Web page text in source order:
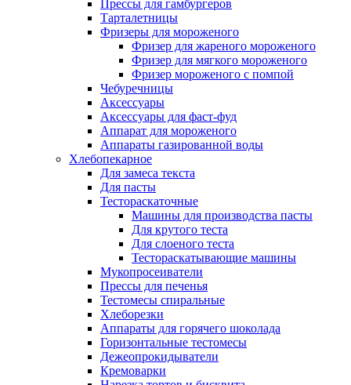
Прессы для гамбургеров
Тарталетницы
Фризеры для мороженого
Фризер для жареного мороженого
Фризер для мягкого мороженого
Фризер мороженого с помпой
Чебуречницы
Аксессуары
Аксессуары для фаст-фуд
Аппарат для мороженого
Аппараты газированной воды
Хлебопекарное
Для замеса текста
Для пасты
Тестораскаточные
Машины для производства пасты
Для крутого теста
Для слоеного теста
Тестораскатывающие машины
Мукопросеиватели
Прессы для печенья
Тестомесы спиральные
Хлеборезки
Аппараты для горячего шоколада
Горизонтальные тестомесы
Дежеопрокидыватели
Кремоварки